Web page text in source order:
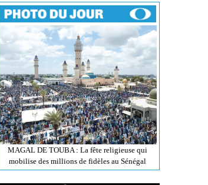
MAGAL DE TOUBA : La fête religieuse qui
mobilise des millions de fidèles au Sénégal